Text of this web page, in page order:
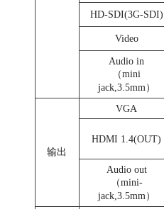
HD-SDI(3G-SDI)
Video
Audio in
（mini
jack,3.5mm）
输出
VGA
HDMI 1.4(OUT)
Audio out
（mini-
jack,3.5mm）